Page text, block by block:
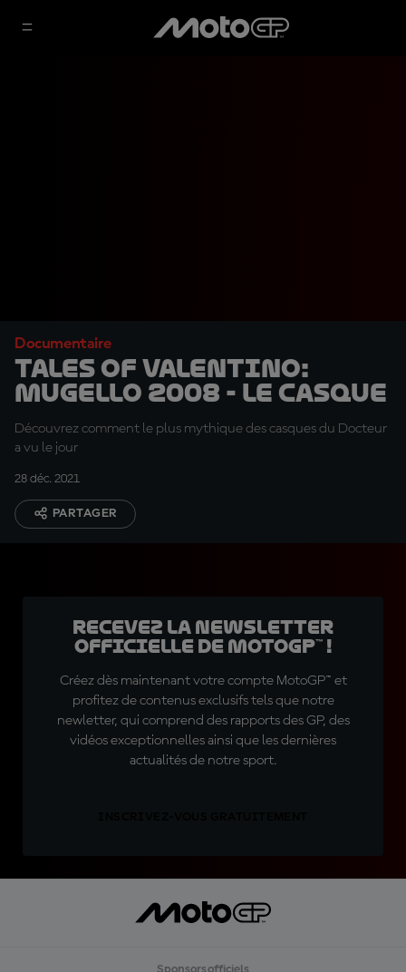
Documentaire
TALES OF VALENTINO:
Mugello 2008 - Le casque
Découvrez comment le plus mythique des casques du Docteur
a vu le jour
28 déc. 2021
PARTAGER
Recevez la Newsletter
officielle de MotoGP™ !
Créez dès maintenant votre compte MotoGP™ et
profitez de contenus exclusifs tels que notre
newletter, qui comprend des rapports des GP, des
vidéos exceptionnelles ainsi que les dernières
actualités de notre sport.
Sponsors officiels